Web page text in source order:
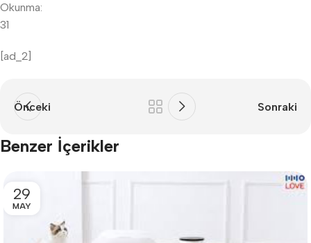
Okunma:
31
[ad_2]
Önceki Sonraki
Benzer İçerikler
29
MAY